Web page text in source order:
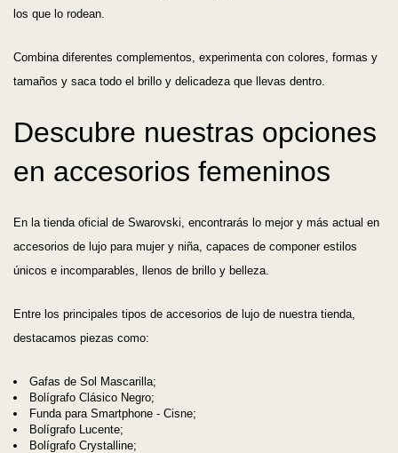
los que lo rodean.
Combina diferentes complementos, experimenta con colores, formas y
tamaños y saca todo el brillo y delicadeza que llevas dentro.
Descubre nuestras opciones
en accesorios femeninos
En la tienda oficial de Swarovski, encontrarás lo mejor y más actual en
accesorios de lujo para mujer y niña, capaces de componer estilos
únicos e incomparables, llenos de brillo y belleza.
Entre los principales tipos de accesorios de lujo de nuestra tienda,
destacamos piezas como:
Gafas de Sol Mascarilla;
Bolígrafo Clásico Negro;
Funda para Smartphone - Cisne;
Bolígrafo Lucente;
Bolígrafo Crystalline;